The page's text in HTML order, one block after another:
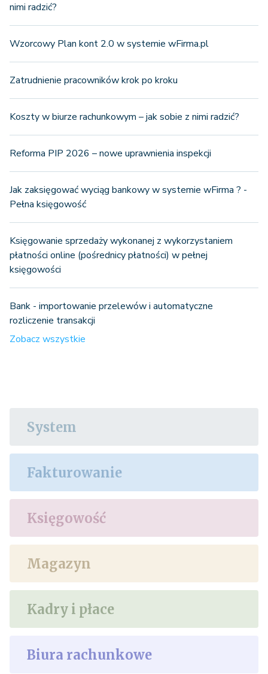
nimi radzić?
Wzorcowy Plan kont 2.0 w systemie wFirma.pl
Zatrudnienie pracowników krok po kroku
Koszty w biurze rachunkowym – jak sobie z nimi radzić?
Reforma PIP 2026 – nowe uprawnienia inspekcji
Jak zaksięgować wyciąg bankowy w systemie wFirma ? -
Pełna księgowość
Księgowanie sprzedaży wykonanej z wykorzystaniem
płatności online (pośrednicy płatności) w pełnej
księgowości
Bank - importowanie przelewów i automatyczne
rozliczenie transakcji
Zobacz wszystkie
System
Fakturowanie
Księgowość
Magazyn
Kadry i płace
Biura rachunkowe